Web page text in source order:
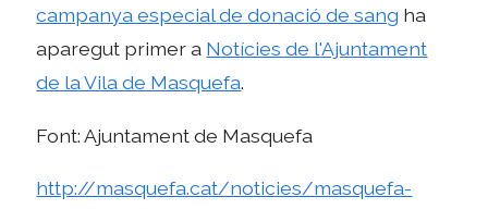
campanya especial de donació de sang ha
aparegut primer a Notícies de l'Ajuntament
de la Vila de Masquefa.
Font: Ajuntament de Masquefa
http://masquefa.cat/noticies/masquefa-